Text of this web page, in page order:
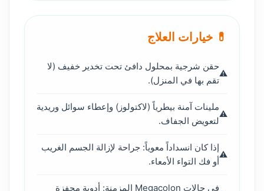
💊 خيارات العلاج
حقن شرجية بمحلول دافئ تحت تخدير خفيف (لا
تقم بها في المنزل).
ملينات آمنة بيطرياً (لاكتولوز) وإعطاء سوائل وريدية
لتعويض الجفاف.
إذا كان انسداداً معوياً: جراحة لإزالة الجسم الغريب
أو فك التواء الأمعاء.
في حالات Megacolon المزمنة: أدوية محفزة